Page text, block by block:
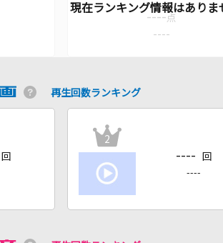
---- 点
----
再生回数ランキング
回
2
---- 回
----